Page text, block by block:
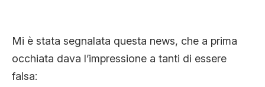
TRUFFE E SOCIAL NETWORK
CLIMA ED ENERGIA
Mi è stata segnalata questa news, che a prima
occhiata dava l’impressione a tanti di essere
falsa: